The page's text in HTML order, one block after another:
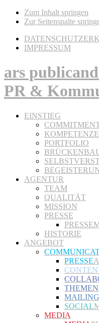
Zum Inhalt springen
Zur Seitenspalte
IMPRESSUM
ars
PR &
EINSTIEG
PORTFOLIO
AGENTUR
TEAM
QUALITÄT
MISSION
PRESSE
HISTORIE
ANGEBOT
PRESSE
THEMEN
MAILING
SOCIAL
MEDIA